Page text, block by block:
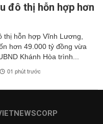
đô thị hỗn hợp hơn
thị hỗn hợp Vĩnh Lương,
hơn 49.000 tỷ đồng vừa
Khánh Hòa trình...
01 phút trước